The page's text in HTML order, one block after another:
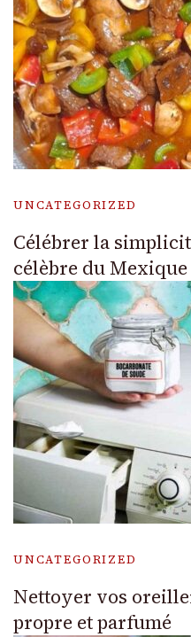
UNCATEGORIZED
Célébrer la
célèbre du Mexique
UNCATEGORIZED
Nettoyer vos
propre et parfumé